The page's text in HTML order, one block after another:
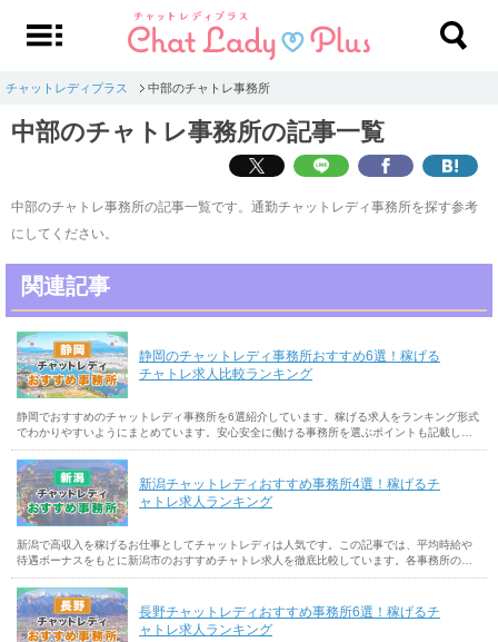
チャットレディプラス 中部のチャトレ事務所
中部のチャトレ事務所の記事一覧
中部のチャトレ事務所の記事一覧です。通勤チャットレディ事務所を探す参考
にしてください。
関連記事
静岡のチャットレディ事務所おすすめ6選！稼げる
チャトレ求人比較ランキング
静岡でおすすめのチャットレディ事務所を6選紹介しています。稼げる求人をランキング形式
でわかりやすいようにまとめています。安心安全に働ける事務所を選ぶポイントも記載して
いるので、静岡でチャットレディ事務所を探す参考にしてください。
新潟チャットレディおすすめ事務所4選！稼げるチ
ャトレ求人ランキング
新潟で高収入を稼げるお仕事としてチャットレディは人気です。この記事では、平均時給や
待遇ボーナスをもとに新潟市のおすすめチャトレ求人を徹底比較しています。各事務所のお
すすめポイントや選ぶ基準も解説しているので参考にしてください。
長野チャットレディおすすめ事務所6選！稼げるチ
ャトレ求人ランキング